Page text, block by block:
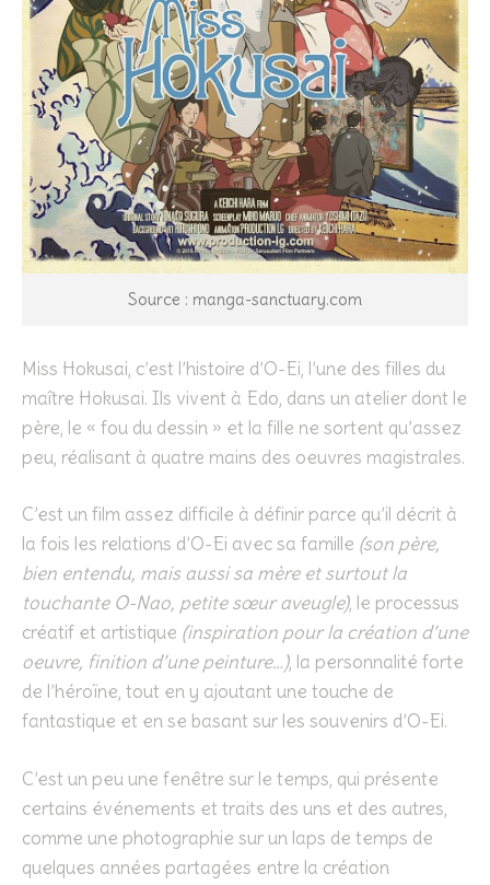
Source : manga-sanctuary.com
Miss Hokusai, c’est l’histoire d’O-Ei, l’une des filles du
maître Hokusai. Ils vivent à Edo, dans un atelier dont le
père, le « fou du dessin » et la fille ne sortent qu’assez
peu, réalisant à quatre mains des oeuvres magistrales.
C’est un film assez difficile à définir parce qu’il décrit à
la fois les relations d’O-Ei avec sa famille (son père,
bien entendu, mais aussi sa mère et surtout la
touchante O-Nao, petite sœur aveugle), le processus
créatif et artistique (inspiration pour la création d’une
oeuvre, finition d’une peinture…), la personnalité forte
de l’héroïne, tout en y ajoutant une touche de
fantastique et en se basant sur les souvenirs d’O-Ei.
C’est un peu une fenêtre sur le temps, qui présente
certains événements et traits des uns et des autres,
comme une photographie sur un laps de temps de
quelques années partagées entre la création